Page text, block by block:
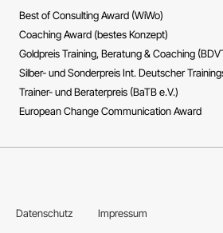
Best of Consulting Award (WiWo)
Coaching Award (bestes Konzept)
Goldpreis Training, Beratung & Coaching
Silber- und Sonderpreis Int. Deutscher
Trainer- und Beraterpreis (BaTB e.V.)
European Change Communication Award
Datenschutz Impressum